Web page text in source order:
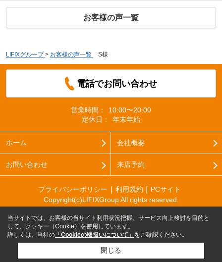
お客様の声一覧
LIFIXグループ > お客様の声一覧 S様
電話でお問い合わせ
営業時間：
10:00〜20:00
定休日：
年末年始
ホーム 会社概要
お問い合わせ 来店予約
プライバシーポリシー 利用規約
PCサイト
Copyright(c)LIFIXGroup All rights reserved.
当サイトでは、お客様の当サイト利用状況把握、サービス向上検討を目的と
して、クッキー（Cookie）を使用しています。
詳しくは、当社の 「Cookieの取扱いについて」 をご確認ください。
閉じる